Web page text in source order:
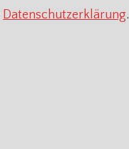
Datenschutzerklärung.